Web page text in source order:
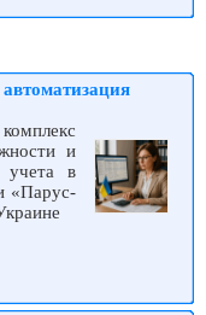
и
учета в
«Парус-